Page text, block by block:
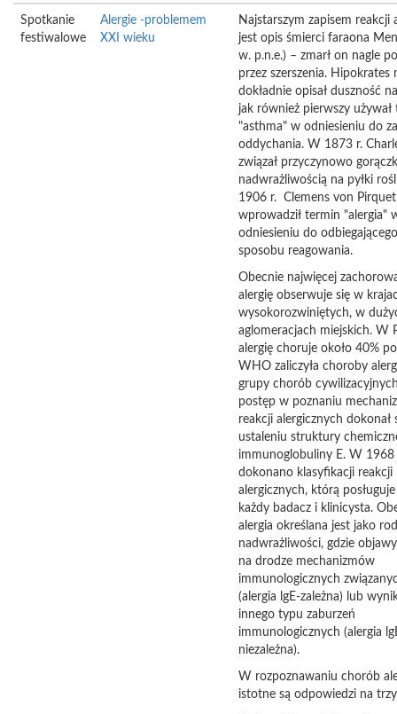
Spotkanie
festiwalowe
Alergie -problemem
XXI wieku
Najstarszym zapisem reakcji
jest opis śmierci faraona
w. p.n.e.) – zmarł on nagle
przez szerszenia. Hipokrates
dokładnie opisał duszność
jak również pierwszy używał
"asthma" w odniesieniu do
oddychania. W 1873 r.
związał przyczynowo
nadwrażliwością na pyłki
1906 r. Clemens von Pirquet
wprowadził termin "alergia"
odniesieniu do
sposobu reagowania.
Obecnie najwięcej
alergię obserwuje się w
wysokorozwiniętych, w
aglomeracjach miejskich. W
alergię choruje około 40%
WHO zaliczyła choroby
grupy chorób
postęp w poznaniu
reakcji alergicznych dokonał
ustaleniu struktury
immunoglobuliny E. W
dokonano klasyfikacji reakcji
alergicznych, którą posługuje
każdy badacz i klinicysta.
alergia określana jest jako
nadwrażliwości, gdzie
na drodze mechanizmów
immunologicznych
(alergia lgE-zależna) lub
innego typu zaburzeń
immunologicznych (alergia
niezależna).
W rozpoznawaniu chorób
istotne są odpowiedzi na